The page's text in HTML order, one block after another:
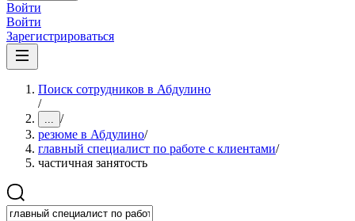
Войти
Войти
Зарегистрироваться
Поиск сотрудников в Абдулино
/
... /
резюме в Абдулино/
главный специалист по работе с клиентами/
частичная занятость